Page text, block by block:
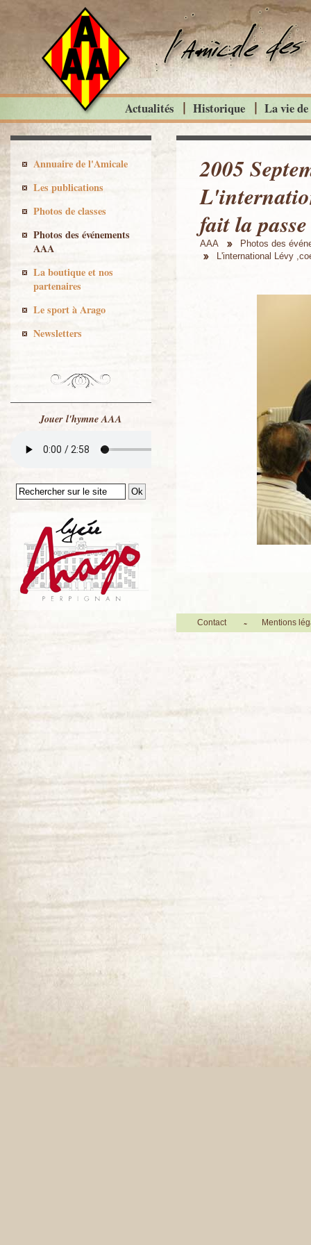
2005
fait la passe
AAA
Photos des
L'international Lévy
Actualités Historique La vie
Annuaire de l'Amicale
Les publications
Photos de classes
Photos des événements
AAA
La boutique et nos
partenaires
Le sport à Arago
Newsletters
Jouer l'hymne AAA
Contact Mentions